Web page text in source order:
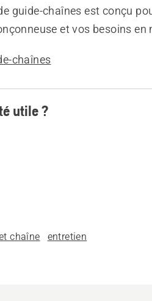
guide-chaînes est conçu
et vos besoins en
chaînes
utile ?
chaîne entretien